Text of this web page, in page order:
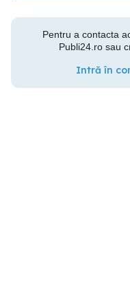
Pentru a contacta
Publi24.ro sau
Intră în